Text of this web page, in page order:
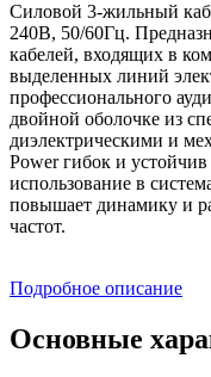
Силовой 3-жильный
240В, 50/60Гц.
кабелей, входящих в
выделенных линий
профессионального
двойной оболочке из
диэлектрическими и
Power гибок и
использование в
повышает динамику и
частот.
Подробное описание
Основные